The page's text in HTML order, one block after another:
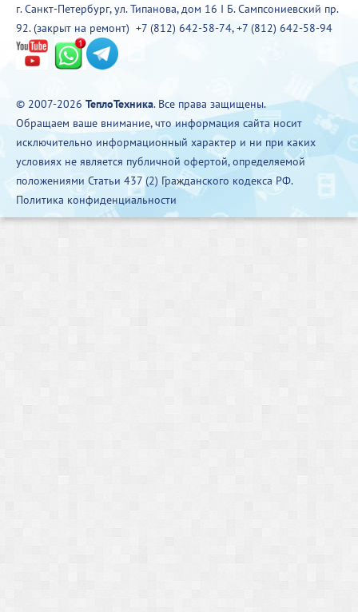
г. Санкт-Петербург, ул. Типанова, дом 16 I Б. Сампсониевский пр.
92. (закрыт на ремонт) +7 (812) 642-58-74,+7 (812) 642-58-94
© 2007-2026 ТеплоТехника. Все права защищены.
Обращаем ваше внимание, что информация сайта носит
исключительно информационный характер и ни при каких
условиях не является публичной офертой, определяемой
положениями Статьи 437 (2) Гражданского кодекса РФ.
Политика конфиденциальности